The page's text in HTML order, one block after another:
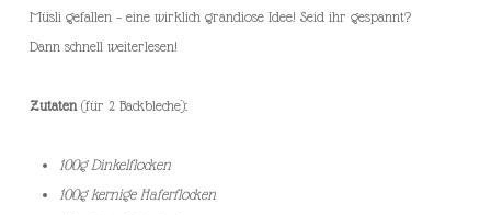
Müsli gefallen – eine wirklich grandiose Idee! Seid ihr gespannt?
Dann schnell weiterlesen!
Zutaten (für 2 Backbleche):
100g Dinkelflocken
100g kernige Haferflocken